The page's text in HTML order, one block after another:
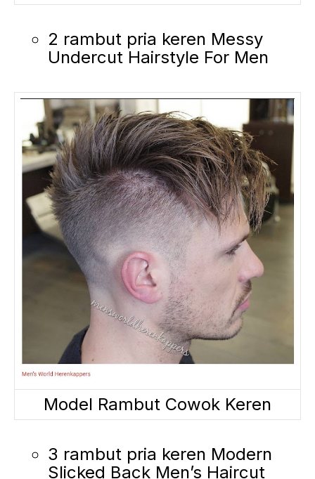
2 rambut pria keren Messy
Undercut Hairstyle For Men
Model Rambut Cowok Keren
3 rambut pria keren Modern
Slicked Back Men’s Haircut